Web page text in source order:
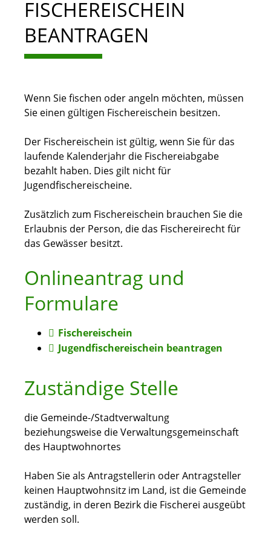
FISCHEREISCHEIN
BEANTRAGEN
Wenn Sie fischen oder angeln möchten, müssen
Sie einen gültigen Fischereischein besitzen.
Der Fischereischein ist gültig, wenn Sie für das
laufende Kalenderjahr die Fischereiabgabe
bezahlt haben. Dies gilt nicht für
Jugendfischereischeine.
Zusätzlich zum Fischereischein brauchen Sie die
Erlaubnis der Person, die das Fischereirecht für
das Gewässer besitzt.
Onlineantrag und
Formulare
Fischereischein
Jugendfischereischein beantragen
Zuständige Stelle
die Gemeinde-/Stadtverwaltung
beziehungsweise die Verwaltungsgemeinschaft
des Hauptwohnortes
Haben Sie als Antragstellerin oder Antragsteller
keinen Hauptwohnsitz im Land, ist die Gemeinde
zuständig, in deren Bezirk die Fischerei ausgeübt
werden soll.